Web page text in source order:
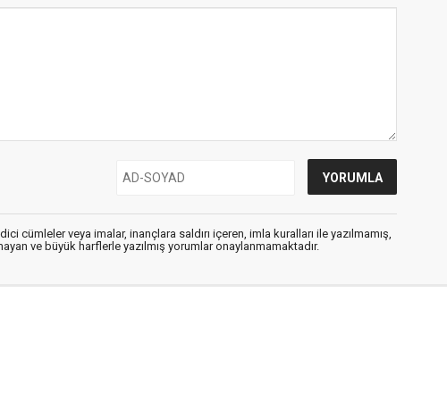
cümleler veya imalar, inançlara saldırı içeren, imla kuralları ile yazılmamış,
ve büyük harflerle yazılmış yorumlar onaylanmamaktadır.